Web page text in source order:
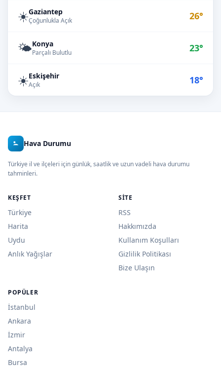
☀️Gaziantep
Çoğunlukla Açık 26°
🌤️Konya
Parçalı Bulutlu 23°
☀️Eskişehir
Açık 18°
Hava Durumu
Türkiye il ve ilçeleri için günlük, saatlik ve uzun vadeli hava durumu
tahminleri.
KEŞFET
Türkiye
Harita
Uydu
Anlık Yağışlar
SITE
RSS
Hakkımızda
Kullanım Koşulları
Gizlilik Politikası
Bize Ulaşın
POPÜLER
İstanbul
Ankara
İzmir
Antalya
Bursa